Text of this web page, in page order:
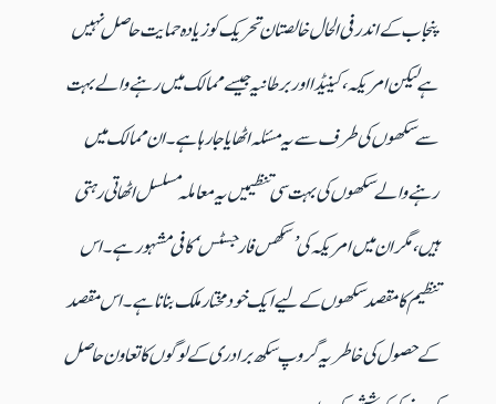
پنجاب کے اندرفی الحال خالصتان تحریک کو زیادہ حمایت حاصل نہیں
ہے لیکن امریکہ، کینیڈا اور برطانیہ جیسے ممالک میں رہنے والے بہت
سے سکھوں کی طرف سےیہ مسئلہ اٹھایا جا رہا ہے۔ ان ممالک میں
رہنے والے سکھوں کی بہت سی تنظیمیں یہ معاملہ مسلسل اٹھا تی رہتی
ہیں، مگر ان میں امریکہ کی’ سکھس فار جسٹس‘ کافی مشہور ہے۔ اس
تنظیم کا مقصد سکھوں کے لیے ایک خود مختار ملک بنانا ہے۔اس مقصد
کےحصول کی خاطر یہ گروپ سکھ برادری کے لوگوں کا تعاون حاصل